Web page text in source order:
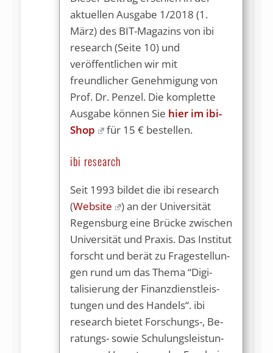
aktuellen Ausgabe 1/2018 (1.
März) des BIT-Magazins von ibi
research (Seite 10) und
veröffentlichen wir mit
freundlicher Genehmigung von
Prof. Dr. Penzel. Die komplette
Ausgabe können Sie hier im ibi-
Shop
für 15 € bestellen.
ibi research
Seit 1993 bildet die ibi research
(Website
) an der Universität
Regensburg ei­ne Brücke zwi­schen
Universität und Praxis. Das In­sti­tut
forscht und ber­ät zu Fra­ge­stellun­
gen rund um das The­ma “Digi­
talisierung der Fi­nanzdienst­leis­
tun­gen und des Handels“. ibi
research bietet For­schungs-, Be­
ra­tungs- sowie Schulungs­leis­tun­